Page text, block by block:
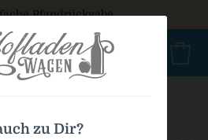
Pfandrückgabe
zu Dir?